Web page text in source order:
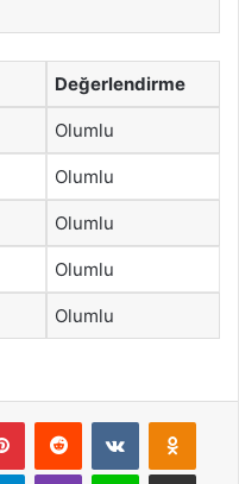
Değerlendirme
Olumlu
Olumlu
Olumlu
Olumlu
Olumlu
PinterestReddit VKontakte
TelegramViber Line E-Posta ile